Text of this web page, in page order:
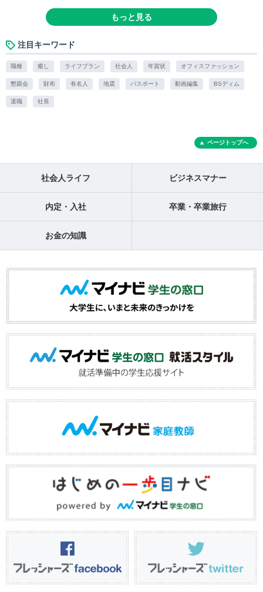
もっと見る
注目キーワード
職種 癒し ライフプラン 社会人 年賀状 オフィスファッション
懇親会 財布 有名人 地震 パスポート 動画編集 BSディム
退職 社長
ページトップへ
社会人ライフ ビジネスマナー
内定・入社 卒業・卒業旅行
お金の知識